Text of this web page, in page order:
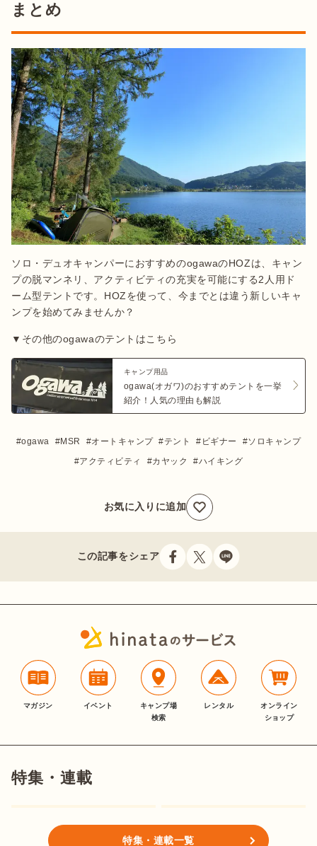
まとめ
ソロ・デュオキャンパーにおすすめのogawaのHOZは、キャン
プの脱マンネリ、アクティビティの充実を可能にする2人用ド
ーム型テントです。HOZを使って、今までとは違う新しいキャ
ンプを始めてみませんか？
▼その他のogawaのテントはこちら
キャンプ用品
ogawa(オガワ)のおすすめテントを一挙
紹介！人気の理由も解説
ogawa MSR オートキャンプ テント ビギナー
ソロキャンプ
アクティビティ
カヤック ハイキング
お気に入りに追加
この記事をシェア
マガジン イベント
キャンプ場
検索
レンタル
オンライン
ショップ
特集・連載
特集・連載一覧